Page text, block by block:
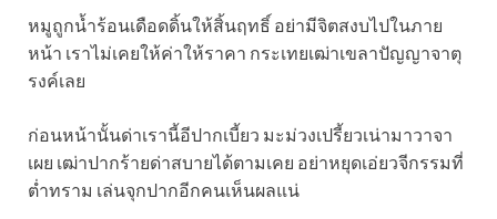
หมูถูกน้ำร้อนเดือดดิ้นให้สิ้นฤทธิ์ อย่ามีจิตสงบไปในภาย
หน้า เราไม่เคยให้ค่าให้ราคา กระเทยเฒ่าเขลาปัญญาจาตุ
รงค์เลย
ก่อนหน้านั้นด่าเรานี้อีปากเบี้ยว มะม่วงเปรี้ยวเน่ามาวาจา
เผย เฒ่าปากร้ายด่าสบายได้ตามเคย อย่าหยุดเอ่ยวจีกรรมที่
ต่ำทราม เล่นจุกปากอีกคนเห็นผลแน่